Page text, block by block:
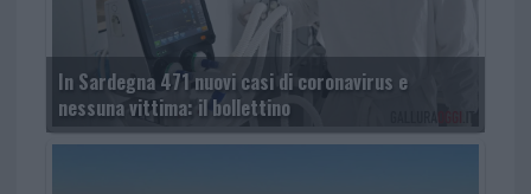
In Sardegna 471 nuovi casi di coronavirus e
nessuna vittima: il bollettino